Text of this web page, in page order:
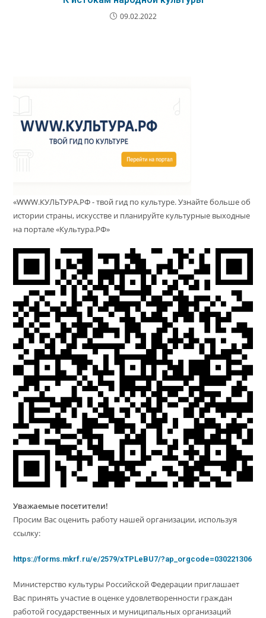
09.02.2022
«WWW.КУЛЬТУРА.РФ - твой гид по культуре. Узнайте больше об
истории страны, искусстве и планируйте культурные выходные
на портале «Культура.РФ»
Уважаемые посетители!
Просим Вас оценить работу нашей организации, используя
ссылку:
https://forms.mkrf.ru/e/2579/xTPLeBU7/?ap_orgcode=030221306
Министерство культуры Российской Федерации приглашает
Вас принять участие в оценке удовлетворенности граждан
работой государственных и муниципальных организаций